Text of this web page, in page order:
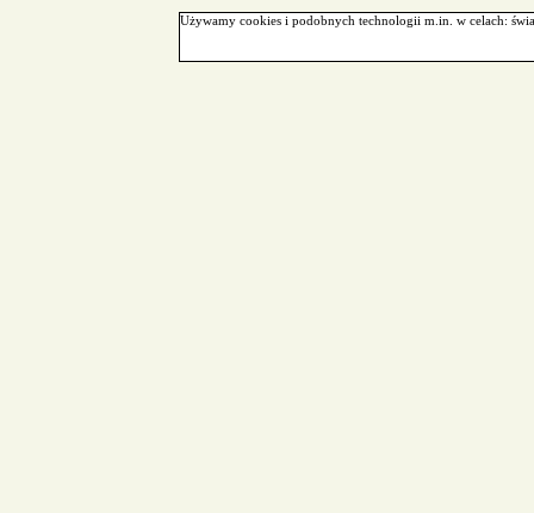
Używamy cookies i podobnych technologii m.in. w celach: